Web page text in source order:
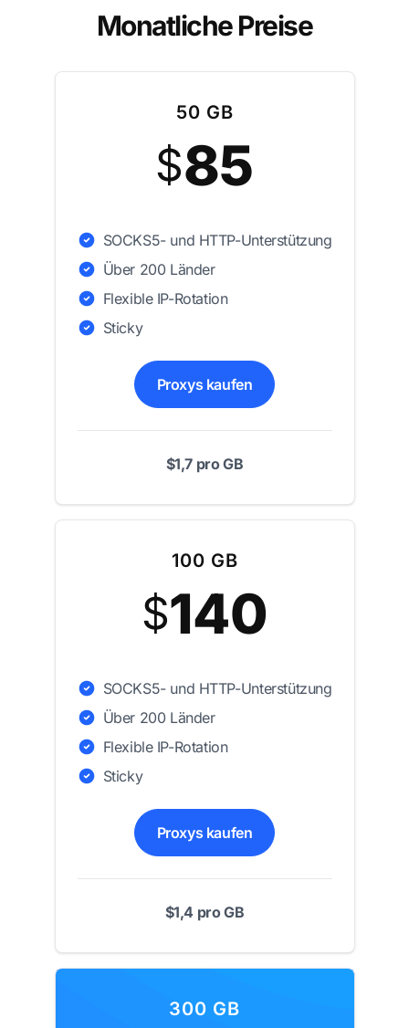
Monatliche Preise
50 GB
$85
SOCKS5- und HTTP-Unterstützung
Über 200 Länder
Flexible IP-Rotation
Sticky
Proxys kaufen
$1,7 pro GB
100 GB
$140
SOCKS5- und HTTP-Unterstützung
Über 200 Länder
Flexible IP-Rotation
Sticky
Proxys kaufen
$1,4 pro GB
300 GB